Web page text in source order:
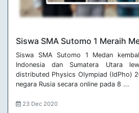
Siswa SMA Sutomo 1 Meraih
Siswa SMA Sutomo 1 Medan
Indonesia dan Sumatera Utara
distributed Physics Olympiad (IdPho)
negara Rusia secara online pada 8 ...
23 Dec 2020